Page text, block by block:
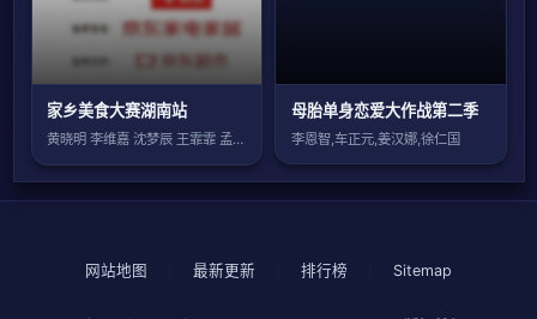
家乡美食大赛湖南站
黄晓明 李维嘉 沈梦辰 王霏霏 孟佳 金
母胎单身恋爱大作战第二季
李恩智,车正元,姜汉娜,徐仁国
网站地图 最新更新 排行榜 Sitemap